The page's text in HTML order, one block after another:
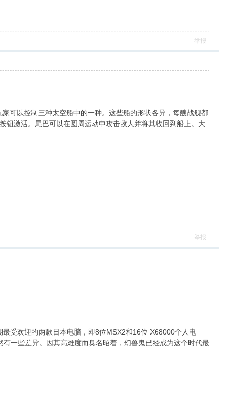
举报
可以控制三种太空船中的一种。这些船的形状各异，每艘战舰都
钮激活。尾巴可以在圆周运动中攻击敌人并将其收回到船上。大
举报
受欢迎的两款日本电脑，即8位MSX2和16位 X68000个人电
一些差异。因其高难度而臭名昭着，幻兽鬼已经成为这个时代最